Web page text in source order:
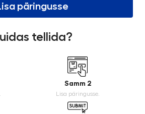
päringusse
tellida?
Samm 2
Lisa päringusse.